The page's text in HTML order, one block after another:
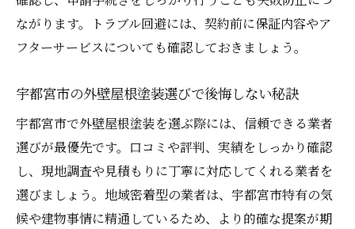
ながります。トラブル回避には、契約前に保証内容やア
フターサービスについても確認しておきましょう。
宇都宮市の外壁屋根塗装選びで後悔しない秘訣
宇都宮市で外壁屋根塗装を選ぶ際には、信頼できる業者
選びが最優先です。口コミや評判、実績をしっかり確認
し、現地調査や見積もりに丁寧に対応してくれる業者を
選びましょう。地域密着型の業者は、宇都宮市特有の気
候や建物事情に精通しているため、より的確な提案が期